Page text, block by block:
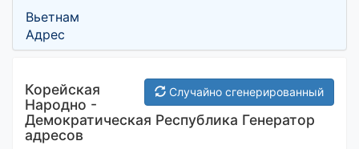
Вьетнам
Адрес
Случайно сгенерированный
Корейская
Народно -
Демократическая Республика Генератор
адресов